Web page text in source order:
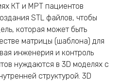
КТ и МРТ пациентов
STL файлов, чтобы
которая может быть
матрицы (шаблона) для
инженерия и контроль
нуждаются в 3D моделях с
структурой. 3D